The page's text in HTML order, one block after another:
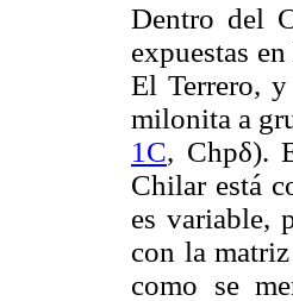
Dentro del
expuestas
El Terrero,
milonita a
1C, Chpδ).
Chilar está
es variable,
con la
como se